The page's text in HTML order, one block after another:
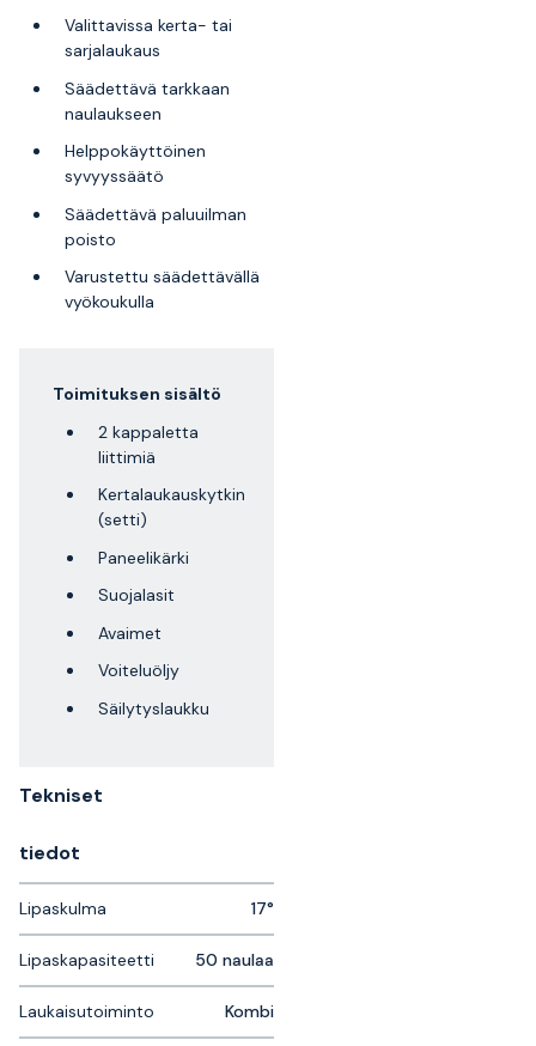
Valittavissa kerta- tai
sarjalaukaus
Säädettävä tarkkaan
naulaukseen
Helppokäyttöinen
syvyyssäätö
Säädettävä paluuilman
poisto
Varustettu säädettävällä
vyökoukulla
Toimituksen sisältö
2 kappaletta
liittimiä
Kertalaukauskytkin
(setti)
Paneelikärki
Suojalasit
Avaimet
Voiteluöljy
Säilytyslaukku
Tekniset
tiedot
Lipaskulma 17°
Lipaskapasiteetti 50 naulaa
Laukaisutoiminto Kombi